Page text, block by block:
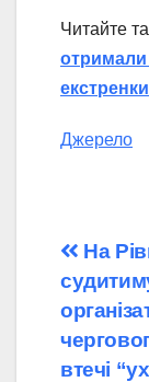
Читайте
отримали
екстренки
Джерело
На
втечі